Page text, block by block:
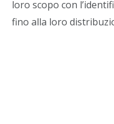
loro scopo con
fino alla loro